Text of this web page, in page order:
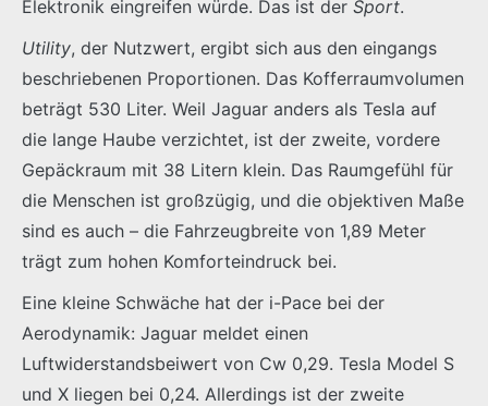
Elektronik eingreifen würde. Das ist der Sport.
Utility, der Nutzwert, ergibt sich aus den eingangs
beschriebenen Proportionen. Das Kofferraumvolumen
beträgt 530 Liter. Weil Jaguar anders als Tesla auf
die lange Haube verzichtet, ist der zweite, vordere
Gepäckraum mit 38 Litern klein. Das Raumgefühl für
die Menschen ist großzügig, und die objektiven Maße
sind es auch – die Fahrzeugbreite von 1,89 Meter
trägt zum hohen Komforteindruck bei.
Eine kleine Schwäche hat der i-Pace bei der
Aerodynamik: Jaguar meldet einen
Luftwiderstandsbeiwert von Cw 0,29. Tesla Model S
und X liegen bei 0,24. Allerdings ist der zweite